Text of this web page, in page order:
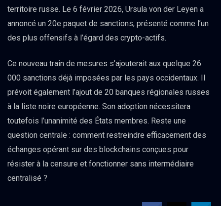
territoire russe. Le 6 février 2026, Ursula von der Leyen a
annoncé un 20e paquet de sanctions, présenté comme l’un
des plus offensifs à l’égard des crypto-actifs.
Ce nouveau train de mesures s’ajouterait aux quelque 26
000 sanctions déjà imposées par les pays occidentaux. Il
prévoit également l’ajout de 20 banques régionales russes
à la liste noire européenne. Son adoption nécessitera
toutefois l’unanimité des États membres. Reste une
question centrale : comment restreindre efficacement des
échanges opérant sur des blockchains conçues pour
résister à la censure et fonctionner sans intermédiaire
centralisé ?